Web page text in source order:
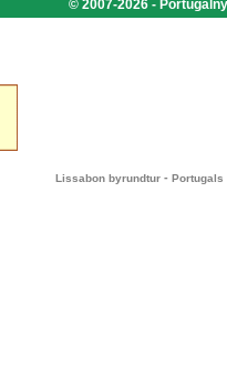
© 2007-2026 -
Lissabon byrundtur - Portugals